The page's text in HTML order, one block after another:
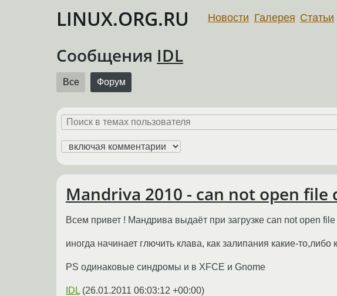
LINUX.ORG.RU Новости Галерея Статьи
Сообщения IDL
Все Форум
Mandriva 2010 - can not open
Всем привет ! Мандрива выдаёт при загрузке can not open
иногда начинает глючить клава, как залипания какие-
PS одинаковые синдромы и в XFCE и Gnome
IDL (26.01.2011 06:03:12 +00:00)